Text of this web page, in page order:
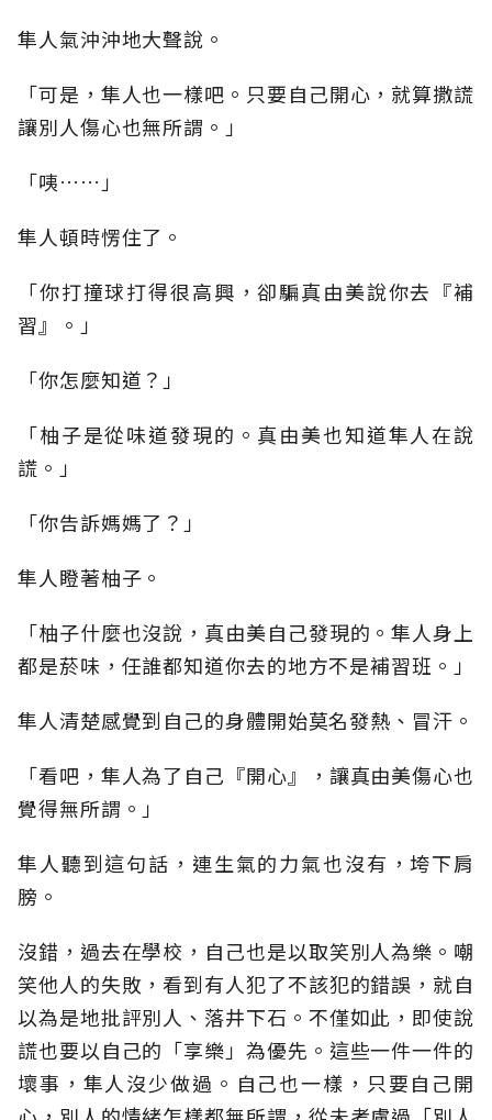
隼人氣沖沖地大聲說。
「可是，隼人也一樣吧。只要自己開心，就算撒謊
讓別人傷心也無所謂。」
「咦……」
隼人頓時愣住了。
「你打撞球打得很高興，卻騙真由美說你去『補
習』。」
「你怎麼知道？」
「柚子是從味道發現的。真由美也知道隼人在說
謊。」
「你告訴媽媽了？」
隼人瞪著柚子。
「柚子什麼也沒說，真由美自己發現的。隼人身上
都是菸味，任誰都知道你去的地方不是補習班。」
隼人清楚感覺到自己的身體開始莫名發熱、冒汗。
「看吧，隼人為了自己『開心』，讓真由美傷心也
覺得無所謂。」
隼人聽到這句話，連生氣的力氣也沒有，垮下肩
膀。
沒錯，過去在學校，自己也是以取笑別人為樂。嘲
笑他人的失敗，看到有人犯了不該犯的錯誤，就自
以為是地批評別人、落井下石。不僅如此，即使說
謊也要以自己的「享樂」為優先。這些一件一件的
壞事，隼人沒少做過。自己也一樣，只要自己開